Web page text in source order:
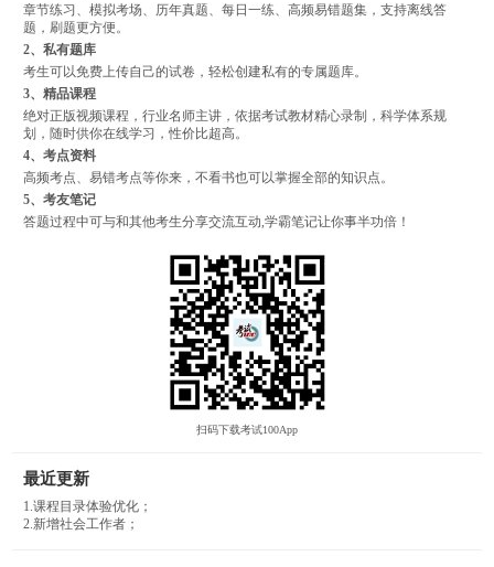
章节练习、模拟考场、历年真题、每日一练、高频易错题集，支持离线答
题，刷题更方便。
2、私有题库
考生可以免费上传自己的试卷，轻松创建私有的专属题库。
3、精品课程
绝对正版视频课程，行业名师主讲，依据考试教材精心录制，科学体系规
划，随时供你在线学习，性价比超高。
4、考点资料
高频考点、易错考点等你来，不看书也可以掌握全部的知识点。
5、考友笔记
答题过程中可与和其他考生分享交流互动,学霸笔记让你事半功倍！
扫码下载考试100App
最近更新
1.课程目录体验优化；
2.新增社会工作者；